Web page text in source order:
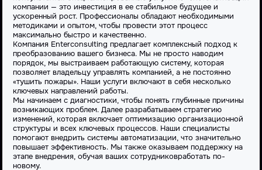
компании — это инвестиция в ее стабильное будущее и
ускоренный рост. Профессионалы обладают необходимыми
методиками и опытом, чтобы провести этот процесс
максимально быстро и качественно.
Компания Enterconsulting предлагает комплексный подход к
преобразованию вашего бизнеса. Мы не просто наводим
порядок, мы выстраиваем работающую систему, которая
позволяет владельцу управлять компанией, а не постоянно
«тушить пожары». Наши услуги включают в себя несколько
ключевых направлений работы.
Мы начинаем с диагностики, чтобы понять глубинные причины
возникающих проблем. Далее разрабатываем стратегию
изменений, которая включает оптимизацию организационной
структуры и всех ключевых процессов. Наши специалисты
помогают внедрить системы автоматизации, что значительно
повышает эффективность. Мы также оказываем поддержку на
этапе внедрения, обучая ваших сотрудниковработать по-
новому.